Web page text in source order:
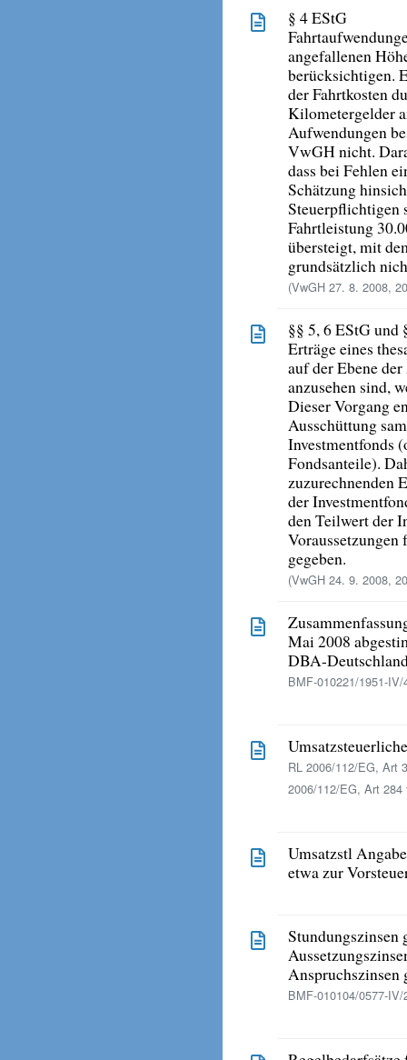
§ 4 EStG
angefallenen
berücksichtigen.
der Fahrtkosten
Kilometergelder
Aufwendungen
VwGH nicht.
dass bei Fehlen
Schätzung
Steuerpflichtigen
Fahrtleistung
übersteigt, mit
grundsätzlich
(VwGH 27. 8. 2008,
§§ 5, 6 EStG und
Erträge eines
auf der Ebene
anzusehen sind,
Dieser Vorgang
Ausschüttung
Investmentfonds
Fondsanteile).
zuzurechnenden
der
den Teilwert der
gegeben.
(VwGH 24. 9. 2008,
Mai 2008
DBA-
BMF-010221/1951-
RL 2006/112/EG, Art
2006/112/EG, Art 284
Umsatzstl
etwa zur
Stundungszinsen
Anspruchszinsen
BMF-010104/0577-